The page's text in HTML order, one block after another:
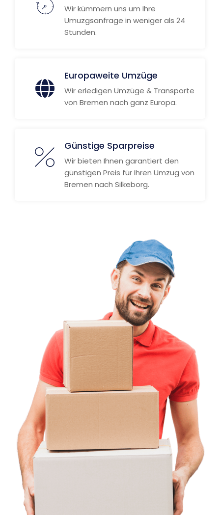
Wir kümmern uns um Ihre
Umuzgsanfrage in weniger als 24
Stunden.
Europaweite Umzüge
Wir erledigen Umzüge & Transporte
von Bremen nach ganz Europa.
Günstige Sparpreise
Wir bieten Ihnen garantiert den
günstigen Preis für Ihren Umzug von
Bremen nach Silkeborg.